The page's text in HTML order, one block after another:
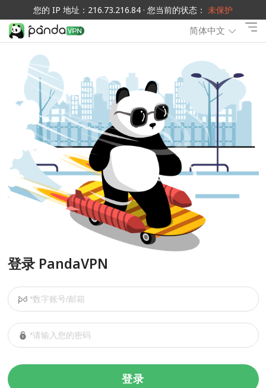
您的 IP 地址：216.73.216.84 · 您当前的状态： 未保护
简体中文
登录 PandaVPN
登录